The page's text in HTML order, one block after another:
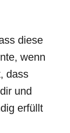
diese
wenn
dass
und
erfüllt